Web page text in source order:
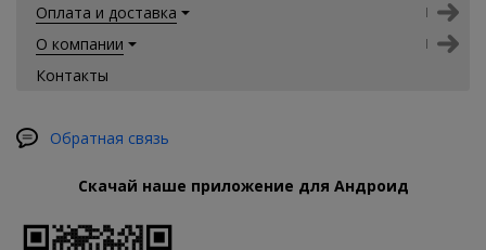
Оплата и доставка
О компании
Контакты
Обратная связь
Скачай наше приложение для Андроид